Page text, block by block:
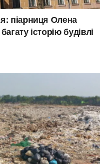
піарниця Олена
історію будівлі